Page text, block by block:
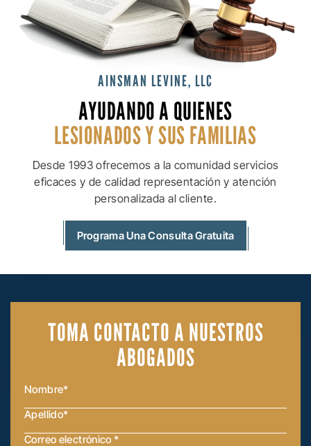
AINSMAN LEVINE, LLC
AYUDANDO A QUIENES
LESIONADOS Y SUSFAMILIAS
Desde 1993 ofrecemos a la comunidad servicios
eficaces y de calidad representación y atención
personalizada al cliente.
Programa Una Consulta Gratuita
TOMA CONTACTOA NUESTROS
ABOGADOS